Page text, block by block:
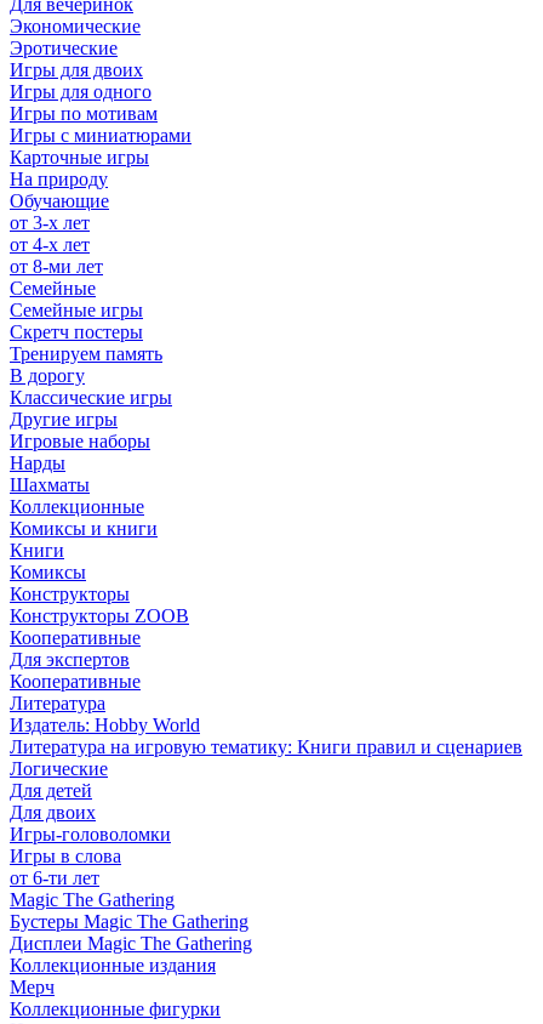
Для вечеринок
Экономические
Эротические
Игры для двоих
Игры для одного
Игры по мотивам
Игры с миниатюрами
Карточные игры
На природу
Обучающие
от 3-х лет
от 4-х лет
от 8-ми лет
Семейные
Семейные игры
Скретч постеры
Тренируем память
В дорогу
Классические игры
Другие игры
Игровые наборы
Нарды
Шахматы
Коллекционные
Комиксы и книги
Книги
Комиксы
Конструкторы
Конструкторы ZOOB
Кооперативные
Для экспертов
Кооперативные
Литература
Издатель: Hobby World
Литература на игровую тематику: Книги правил и сценариев
Логические
Для детей
Для двоих
Игры-головоломки
Игры в слова
от 6-ти лет
Magic The Gathering
Бустеры Magic The Gathering
Дисплеи Magic The Gathering
Коллекционные издания
Мерч
Коллекционные фигурки